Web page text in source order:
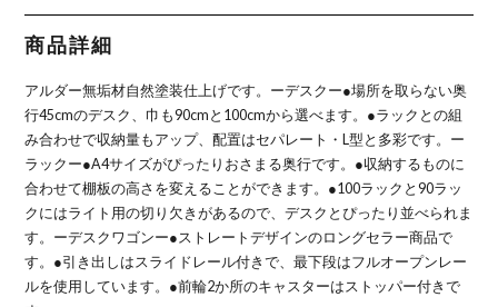
塗装 日本製
塗装 日本製
習机セット
セパレート
タイプ
商品詳細
アルダー無垢材自然塗装仕上げです。 ーデスクー●場所を取らない奥
行45cmのデスク、巾も90cmと100cmから選べます。 ●ラックとの組
み合わせで収納量もアップ、配置はセパレート・L型と多彩です。 ー
ラックー●A4サイズがぴったりおさまる奥行です。 ●収納するものに
合わせて棚板の高さを変えることができます。 ●100ラックと90ラッ
クにはライト用の切り欠きがあるので、デスクとぴったり並べられま
す。 ーデスクワゴンー●ストレートデザインのロングセラー商品で
す。 ●引き出しはスライドレール付きで、最下段はフルオープンレー
ルを使用しています。 ●前輪2か所のキャスターはストッパー付きで